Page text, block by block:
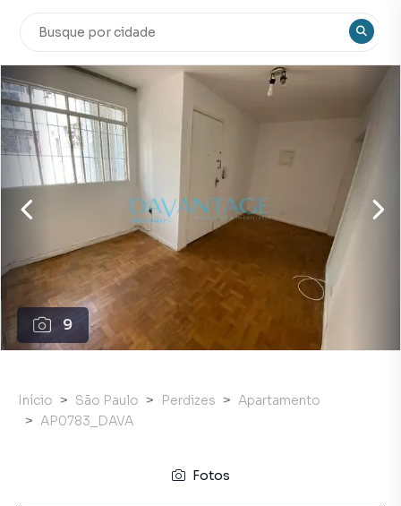
9
Início São Paulo Perdizes
Apartamento
AP0783_DAVA
Fotos